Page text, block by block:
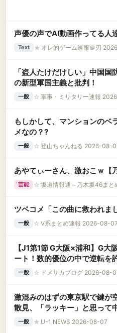
声優の声でAI動画作ってる人
Text ★ オレ的ゲーム速報＠刃
「盗人たけだけしい」中国
の新型軍国主義と批判！
一般 ☆ 軍事・ミリタリー速報
もしかして、マンションのベ
メなの？?
一般 ☆ 登山ちゃんねる 2026-08-
あやてぃーさん、激おこｗ【
芸能 ☆ 坂道情報通～乃木坂46ま
ツベコメ「この曲に救われま
一般 ☆ V系まとめ速報 2026-08-07
【J1第1節 G大阪×浦和】G
ート！数的優位の中で逆転を
転に成功
一般 ☆ ドメサカブログ 2026-08-
激混みのはずの東京駅で鍵が
散見、「ラッキー」と思っ
一般 ★ U-1 NEWS 2026-08-07